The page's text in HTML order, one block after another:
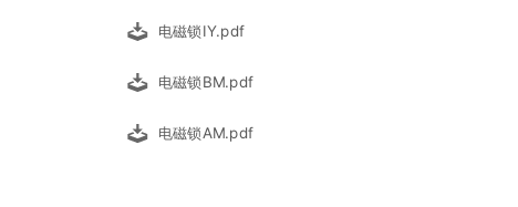
电磁锁IY.pdf
电磁锁BM.pdf
电磁锁AM.pdf